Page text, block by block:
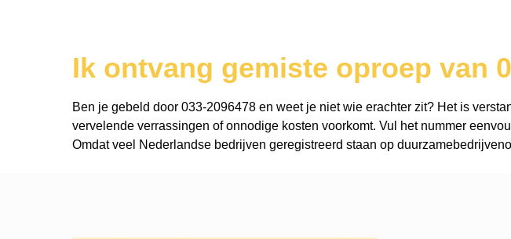
Ik ontvang gemiste oproep van
Ben je gebeld door 033-2096478 en weet je niet wie erachter zit? Het is
vervelende verrassingen of onnodige kosten voorkomt. Vul het nummer
Omdat veel Nederlandse bedrijven geregistreerd staan op